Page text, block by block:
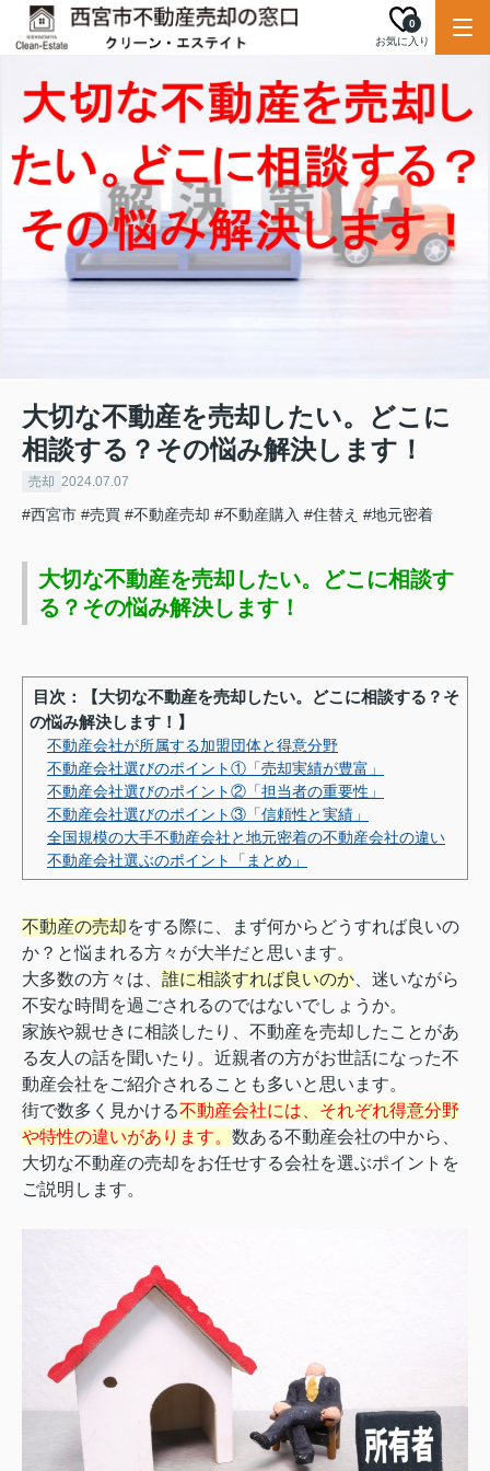
お気に入り
0
大切な不動産を売却したい。どこに
相談する？その悩み解決します！
売却 2024.07.07
#西宮市 #売買 #不動産売却 #不動産購入 #住替え #地元密着
大切な不動産を売却したい。どこに相談す
る？その悩み解決します！
目次：【大切な不動産を売却したい。どこに相談する？そ
の悩み解決します！】
不動産会社が所属する加盟団体と得意分野
不動産会社選びのポイント①「売却実績が豊富」
不動産会社選びのポイント②「担当者の重要性」
不動産会社選びのポイント③「信頼性と実績」
全国規模の大手不動産会社と地元密着の不動産会社の違い
不動産会社選ぶのポイント「まとめ」
不動産の売却をする際に、まず何からどうすれば良いの
か？と悩まれる方々が大半だと思います。
大多数の方々は、 誰に相談すれば良いのか 、迷いながら
不安な時間を過ごされるのではないでしょうか。
家族や親せきに相談したり、不動産を売却したことがあ
る友人の話を聞いたり。近親者の方がお世話になった不
動産会社をご紹介されることも多いと思います。
街で数多く見かける不動産会社には、それぞれ得意分野
や特性の違いがあります。 数ある不動産会社の中から、
大切な不動産の売却をお任せする会社を選ぶポイントを
ご説明します。